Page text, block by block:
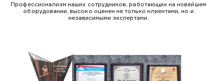
Профессионализм наших сотрудников, работающих на новейшем
оборудовании, высоко оценен не только клиентами, но и
независимыми экспертами.